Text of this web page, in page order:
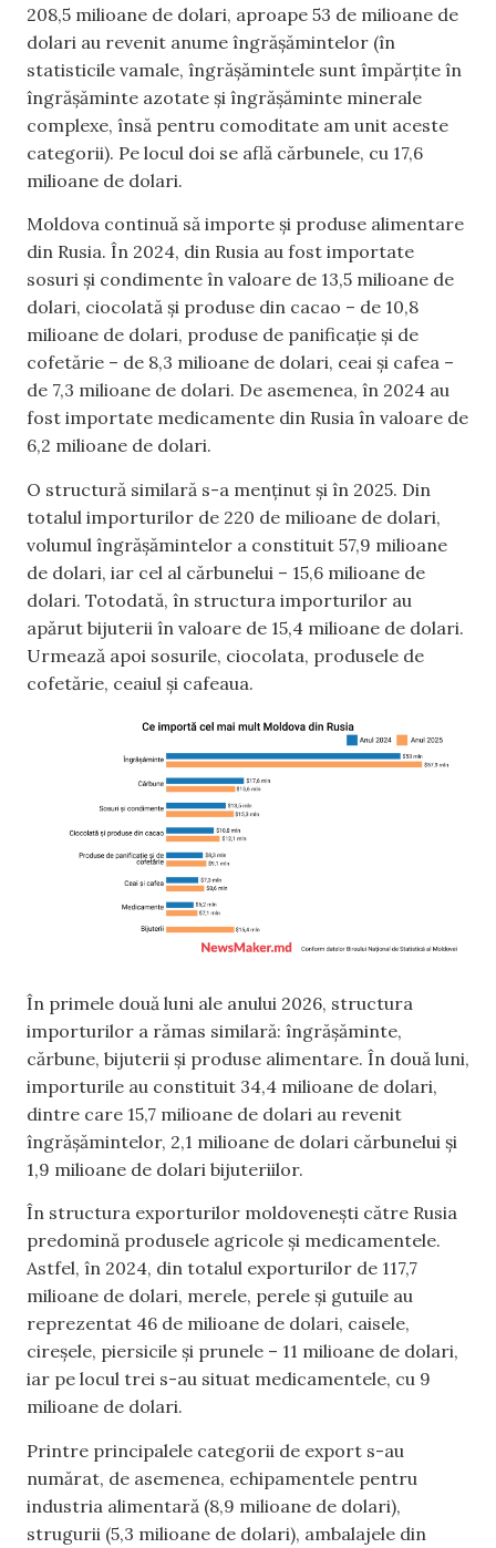
208,5 milioane de dolari, aproape 53 de milioane de
dolari au revenit anume îngrășămintelor (în
statisticile vamale, îngrășămintele sunt împărțite în
îngrășăminte azotate și îngrășăminte minerale
complexe, însă pentru comoditate am unit aceste
categorii). Pe locul doi se află cărbunele, cu 17,6
milioane de dolari.
Moldova continuă să importe și produse alimentare
din Rusia. În 2024, din Rusia au fost importate
sosuri și condimente în valoare de 13,5 milioane de
dolari, ciocolată și produse din cacao – de 10,8
milioane de dolari, produse de panificație și de
cofetărie – de 8,3 milioane de dolari, ceai și cafea –
de 7,3 milioane de dolari. De asemenea, în 2024 au
fost importate medicamente din Rusia în valoare de
6,2 milioane de dolari.
O structură similară s-a menținut și în 2025. Din
totalul importurilor de 220 de milioane de dolari,
volumul îngrășămintelor a constituit 57,9 milioane
de dolari, iar cel al cărbunelui – 15,6 milioane de
dolari. Totodată, în structura importurilor au
apărut bijuterii în valoare de 15,4 milioane de dolari.
Urmează apoi sosurile, ciocolata, produsele de
cofetărie, ceaiul și cafeaua.
În primele două luni ale anului 2026, structura
importurilor a rămas similară: îngrășăminte,
cărbune, bijuterii și produse alimentare. În două luni,
importurile au constituit 34,4 milioane de dolari,
dintre care 15,7 milioane de dolari au revenit
îngrășămintelor, 2,1 milioane de dolari cărbunelui și
1,9 milioane de dolari bijuteriilor.
În structura exporturilor moldovenești către Rusia
predomină produsele agricole și medicamentele.
Astfel, în 2024, din totalul exporturilor de 117,7
milioane de dolari, merele, perele și gutuile au
reprezentat 46 de milioane de dolari, caisele,
cireșele, piersicile și prunele – 11 milioane de dolari,
iar pe locul trei s-au situat medicamentele, cu 9
milioane de dolari.
Printre principalele categorii de export s-au
numărat, de asemenea, echipamentele pentru
industria alimentară (8,9 milioane de dolari),
strugurii (5,3 milioane de dolari), ambalajele din